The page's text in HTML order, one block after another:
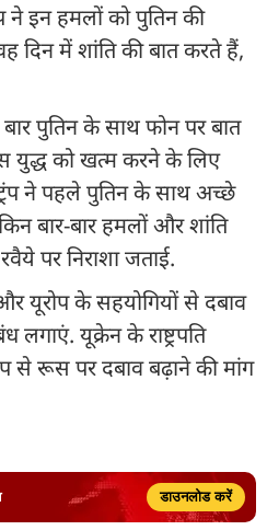
ने इन हमलों को पुतिन की
दिन में शांति की बात करते हैं,
पुतिन के साथ फोन पर बात
युद्ध को खत्म करने के लिए
ट्रंप ने पहले पुतिन के साथ अच्छे
बार-बार हमलों और शांति
पर निराशा जताई.
यूरोप के सहयोगियों से दबाव
लगाएं. यूक्रेन के राष्ट्रपति
से रूस पर दबाव बढ़ाने की मांग
डाउनलोड करें